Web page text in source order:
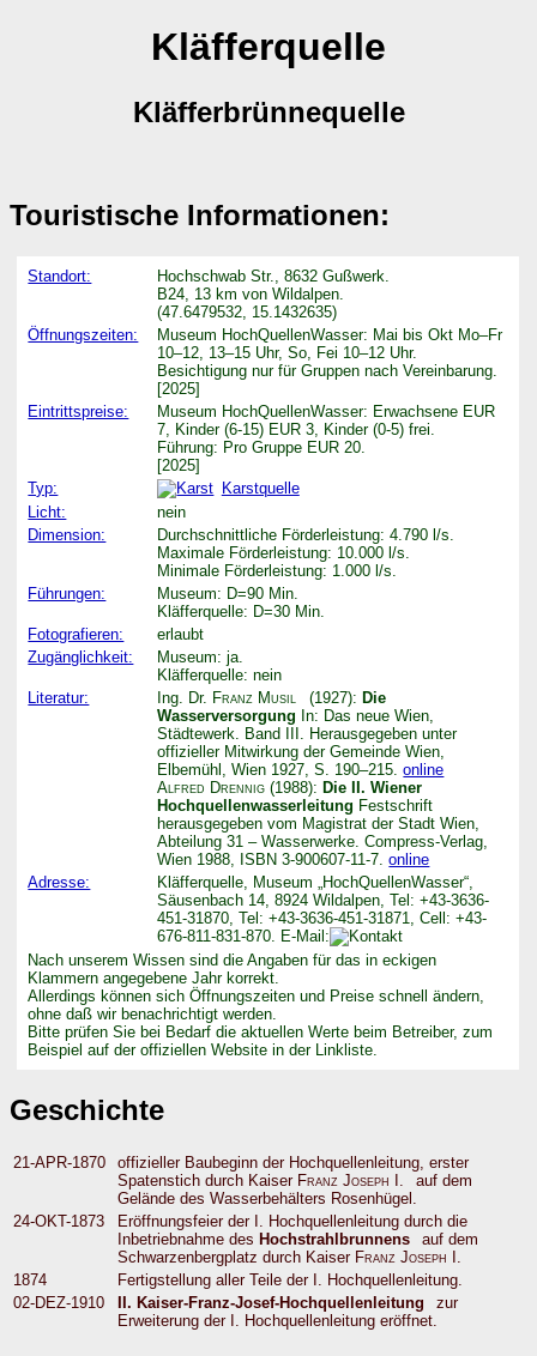
Kläfferquelle
Kläfferbrünnequelle
Touristische Informationen:
Standort:
Hochschwab Str., 8632 Gußwerk.
B24, 13 km von Wildalpen.
(47.6479532, 15.1432635)
Öffnungszeiten:
Museum HochQuellenWasser: Mai bis Okt Mo–Fr
10–12, 13–15 Uhr, So, Fei 10–12 Uhr.
Besichtigung nur für Gruppen nach Vereinbarung.
[2025]
Eintrittspreise:
Museum HochQuellenWasser: Erwachsene EUR
7, Kinder (6-15) EUR 3, Kinder (0-5) frei.
Führung: Pro Gruppe EUR 20.
[2025]
Typ:
Karstquelle
Licht:
nein
Dimension:
Durchschnittliche Förderleistung: 4.790 l/s.
Maximale Förderleistung: 10.000 l/s.
Minimale Förderleistung: 1.000 l/s.
Führungen:
Museum: D=90 Min.
Kläfferquelle: D=30 Min.
Fotografieren:
erlaubt
Zugänglichkeit:
Museum: ja.
Kläfferquelle: nein
Literatur:
Ing. Dr. Franz Musil (1927): Die
Wasserversorgung In: Das neue Wien,
Städtewerk. Band III. Herausgegeben unter
offizieller Mitwirkung der Gemeinde Wien,
Elbemühl, Wien 1927, S. 190–215.online
Alfred Drennig (1988):Die II. Wiener
Hochquellenwasserleitung Festschrift
herausgegeben vom Magistrat der Stadt Wien,
Abteilung 31 – Wasserwerke. Compress-Verlag,
Wien 1988, ISBN 3-900607-11-7.online
Adresse:
Kläfferquelle, Museum „HochQuellenWasser“,
Säusenbach 14, 8924 Wildalpen, Tel: +43-3636-
451-31870, Tel: +43-3636-451-31871, Cell: +43-
676-811-831-870. E-Mail:
Nach unserem Wissen sind die Angaben für das in eckigen
Klammern angegebene Jahr korrekt.
Allerdings können sich Öffnungszeiten und Preise schnell ändern,
ohne daß wir benachrichtigt werden.
Bitte prüfen Sie bei Bedarf die aktuellen Werte beim Betreiber, zum
Beispiel auf der offiziellen Website in der Linkliste.
Geschichte
21-APR-1870
offizieller Baubeginn der Hochquellenleitung, erster
Spatenstich durch Kaiser Franz Joseph I.
auf dem
Gelände des Wasserbehälters Rosenhügel.
24-OKT-1873
Eröffnungsfeier der I. Hochquellenleitung durch die
Inbetriebnahme des Hochstrahlbrunnens
auf dem
Schwarzenbergplatz durch Kaiser Franz Joseph I.
1874
Fertigstellung aller Teile der I. Hochquellenleitung.
02-DEZ-1910
II. Kaiser-Franz-Josef-Hochquellenleitung
zur
Erweiterung der I. Hochquellenleitung eröffnet.